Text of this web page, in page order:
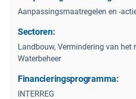
Aanpassingsmaatregelen en -
Sectoren:
Landbouw, Vermindering van het
Waterbeheer
Financieringsprogramma:
INTERREG